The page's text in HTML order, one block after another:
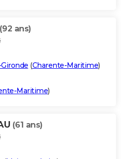
(92 ans)
(Charente-Maritime)
Maritime)
(61 ans)